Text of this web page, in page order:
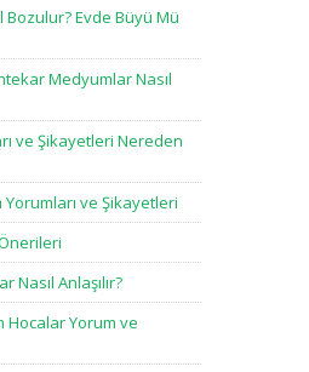
Bozulur? Evde Büyü Mü
Medyumlar Nasıl
ve Şikayetleri Nereden
ve Şikayetleri
Nasıl Anlaşılır?
Yorum ve